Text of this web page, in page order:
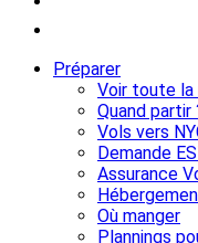
Préparer
Voir toute la
Quand partir
Vols vers
Demande
Assurance
Où manger
Plannings